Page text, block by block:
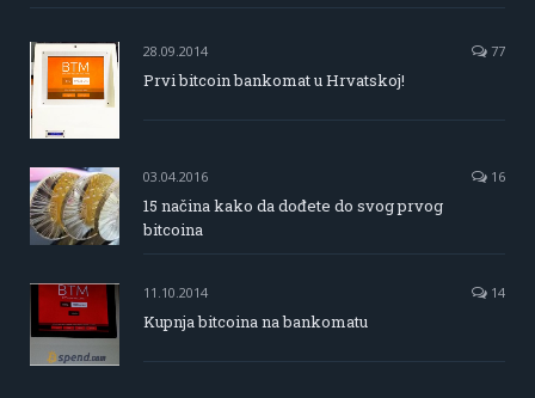
28.09.2014 77
Prvi bitcoin bankomat u Hrvatskoj!
03.04.2016 16
15 načina kako da dođete do svog prvog
bitcoina
11.10.2014 14
Kupnja bitcoina na bankomatu